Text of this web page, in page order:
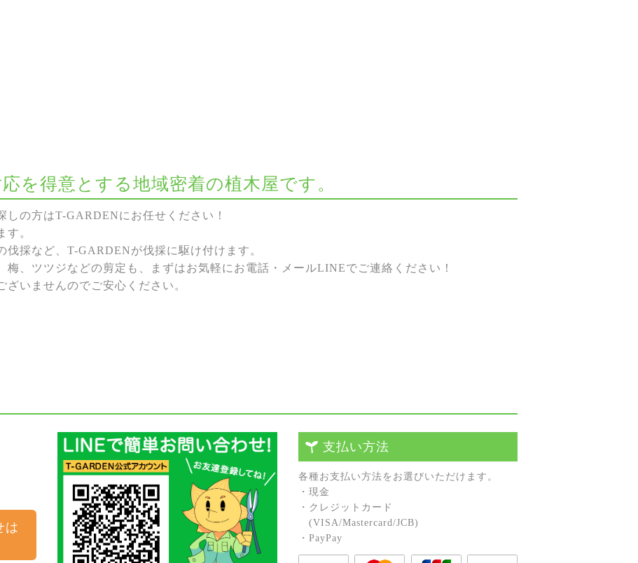
を得意とする地域密着の植木屋です。
の方はT-GARDENにお任せください！
す。
採など、T-GARDENが伐採に駆け付けます。
梅、ツツジなどの剪定も、まずはお気軽にお電話・メールLINEでご連絡ください！
いませんのでご安心ください。
は
支払い方法
各種お⽀払い⽅法をお選びいただけます。
・現⾦
・クレジットカード
(VISA/Mastercard/JCB)
・PayPay